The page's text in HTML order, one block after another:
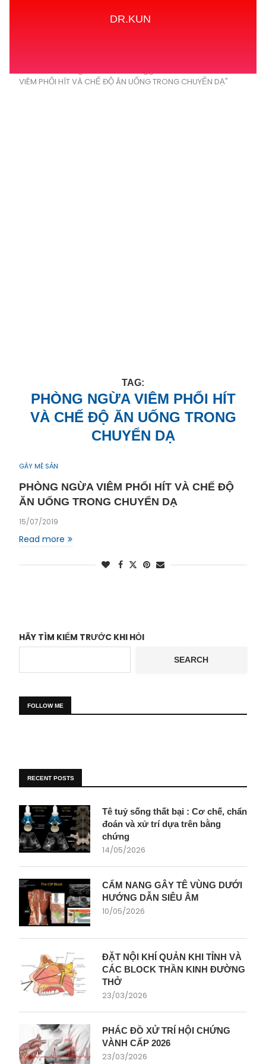
DR.KUN
VIÊM PHỔI HÍT VÀ CHẾ ĐỘ ĂN UỐNG TRONG CHUYỂN DẠ"
TAG:
PHÒNG NGỪA VIÊM PHỔI HÍT
VÀ CHẾ ĐỘ ĂN UỐNG TRONG
CHUYỂN DẠ
GÂY MÊ SẢN
PHÒNG NGỪA VIÊM PHỔI HÍT VÀ CHẾ ĐỘ
ĂN UỐNG TRONG CHUYỂN DẠ
15/07/2019
Read more
HÃY TÌM KIẾM TRƯỚC KHI HỎI
SEARCH
FOLLOW ME
RECENT POSTS
Tê tuỷ sống thất bại : Cơ chế, chẩn
đoán và xử trí dựa trên bằng
chứng
14/05/2026
CẨM NANG GÂY TÊ VÙNG DƯỚI
HƯỚNG DẪN SIÊU ÂM
10/05/2026
ĐẶT NỘI KHÍ QUẢN KHI TỈNH VÀ
CÁC BLOCK THẦN KINH ĐƯỜNG
THỞ
23/03/2026
PHÁC ĐỒ XỬ TRÍ HỘI CHỨNG
VÀNH CẤP 2026
23/03/2026